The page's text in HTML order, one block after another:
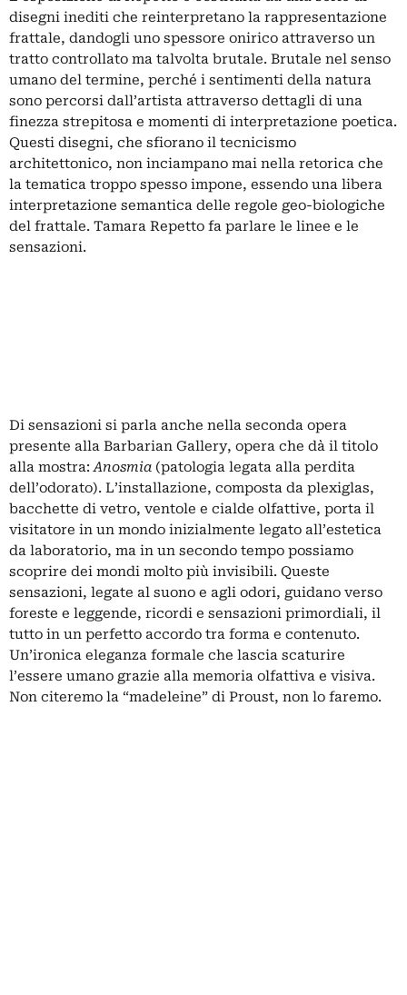
disegni inediti che reinterpretano la rappresentazione
frattale, dandogli uno spessore onirico attraverso un
tratto controllato ma talvolta brutale. Brutale nel senso
umano del termine, perché i sentimenti della natura
sono percorsi dall’artista attraverso dettagli di una
finezza strepitosa e momenti di interpretazione poetica.
Questi disegni, che sfiorano il tecnicismo
architettonico, non inciampano mai nella retorica che
la tematica troppo spesso impone, essendo una libera
interpretazione semantica delle regole geo-biologiche
del frattale. Tamara Repetto fa parlare le linee e le
sensazioni.
Di sensazioni si parla anche nella seconda opera
presente alla Barbarian Gallery, opera che dà il titolo
alla mostra:Anosmia (patologia legata alla perdita
dell’odorato). L’installazione, composta da plexiglas,
bacchette di vetro, ventole e cialde olfattive, porta il
visitatore in un mondo inizialmente legato all’estetica
da laboratorio, ma in un secondo tempo possiamo
scoprire dei mondi molto più invisibili. Queste
sensazioni, legate al suono e agli odori, guidano verso
foreste e leggende, ricordi e sensazioni primordiali, il
tutto in un perfetto accordo tra forma e contenuto.
Un’ironica eleganza formale che lascia scaturire
l’essere umano grazie alla memoria olfattiva e visiva.
Non citeremo la “madeleine” di Proust, non lo faremo.